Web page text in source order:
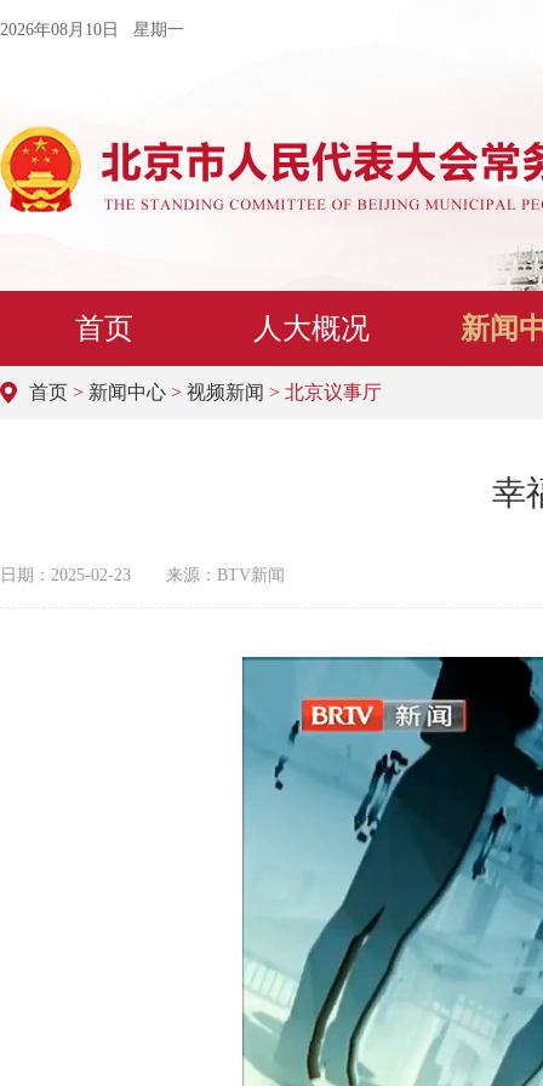
2026年08月10日 星期一
首页 人大概况 新闻
首页 > 新闻中心 > 视频新闻 > 北京议事厅
幸
日期：2025-02-23 来源：BTV新闻